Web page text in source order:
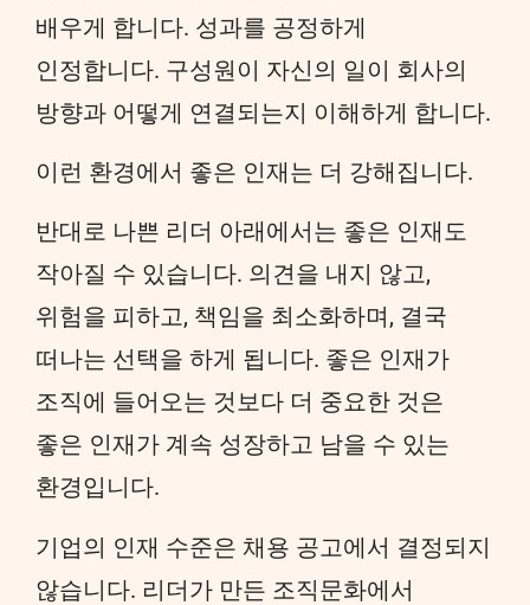
배우게 합니다. 성과를 공정하게
인정합니다. 구성원이 자신의 일이 회사의
방향과 어떻게 연결되는지 이해하게 합니다.
이런 환경에서 좋은 인재는 더 강해집니다.
반대로 나쁜 리더 아래에서는 좋은 인재도
작아질 수 있습니다. 의견을 내지 않고,
위험을 피하고, 책임을 최소화하며, 결국
떠나는 선택을 하게 됩니다. 좋은 인재가
조직에 들어오는 것보다 더 중요한 것은
좋은 인재가 계속 성장하고 남을 수 있는
환경입니다.
기업의 인재 수준은 채용 공고에서 결정되지
않습니다. 리더가 만든 조직문화에서